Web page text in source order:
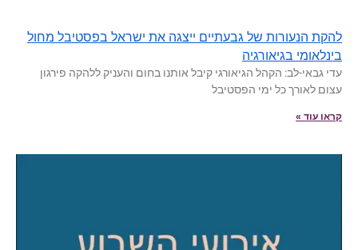
להקת הנעורות של גבעתיים ייצגה את ישראל בפסטיבל מחול
בינלאומי בגיאורגיה
עדי גבאי-לב: הקהל הגיאורגי קיבל אותנו בחום והעניק ללהקה פירגון
עצום לאורך כל ימי הפסטיבל
קראו עוד »